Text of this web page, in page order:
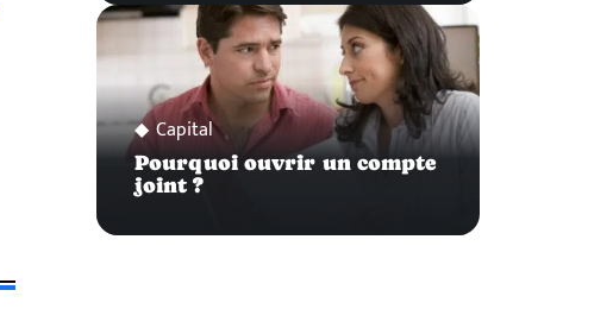
Capital
Pourquoi ouvrir un compte
joint ?